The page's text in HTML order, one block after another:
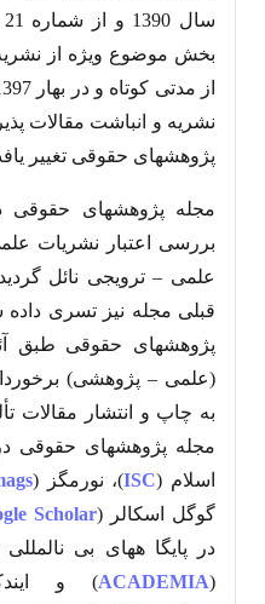
بخش موضوع ویژه از
نشریه و انباشت مقالات
پژوهشهای حقوقی تغییر
بررسی اعتبار نشریات
علمی – ترویجی نائل
پژوهشهای حقوقی طبق
(علمی – پژوهشی)
به چاپ و انتشار مقالات
مجله پژوهشهای حقوقی
اسلام (ISC)، نورمگز (
گوگل اسکالر (Scholar
در پایگا ههای بی
(
ACADEMIA) و